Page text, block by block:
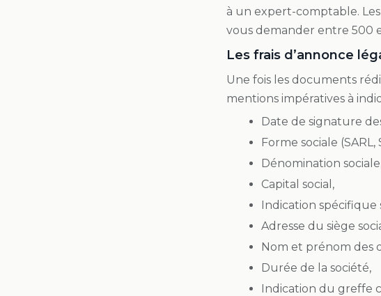
à un expert-comptable.
vous demander entre 500
Les frais d’annonce
Une fois les documents
mentions impératives à
Date de signature
Forme sociale (SARL,
Dénomination
Capital social,
Indication
Adresse du siège
Nom et prénom des
Durée de la société,
Indication du greffe